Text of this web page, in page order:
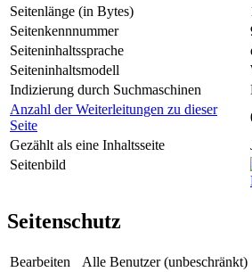
Seitenlänge (in Bytes)
Seitenkennnummer
Seiteninhaltssprache
Seiteninhaltsmodell
Indizierung durch Suchmaschinen
Anzahl der Weiterleitungen zu dieser
Seite
Gezählt als eine Inhaltsseite
Seitenbild
Seitenschutz
Bearbeiten
Alle Benutzer (unbeschränkt)